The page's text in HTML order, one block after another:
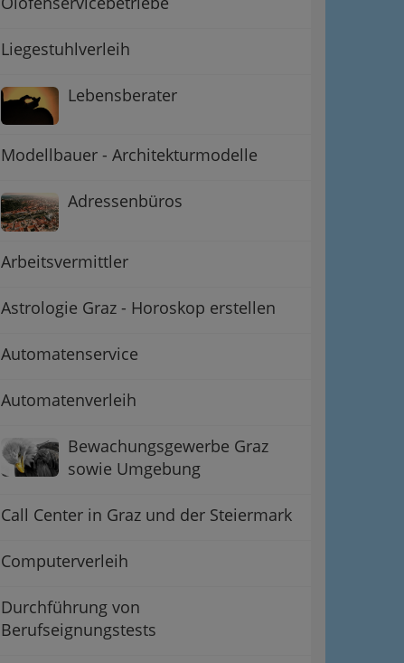
Liegestuhlverleih
Lebensberater
Modellbauer - Architekturmodelle
Adressenbüros
Arbeitsvermittler
Astrologie Graz - Horoskop erstellen
Automatenservice
Automatenverleih
Bewachungsgewerbe Graz
sowie Umgebung
Call Center in Graz und der Steiermark
Computerverleih
Durchführung von
Berufseignungstests